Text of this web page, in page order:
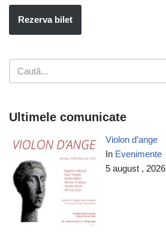
Rezerva bilet
Ultimele comunicate
Violon d’ange
In Evenimente
5 august , 2026